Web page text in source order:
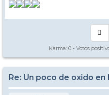
Karma: 0 - Votos
Re: Un poco de oxido en